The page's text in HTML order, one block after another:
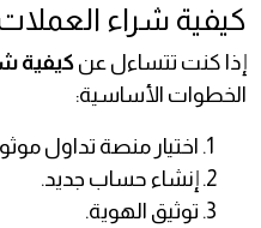
كيفية شراء
إذا كنت تتساءل عن كيفية
الخطوات الأساسية:
اختيار منصة تداول
إنشاء حساب جديد.
توثيق الهوية.